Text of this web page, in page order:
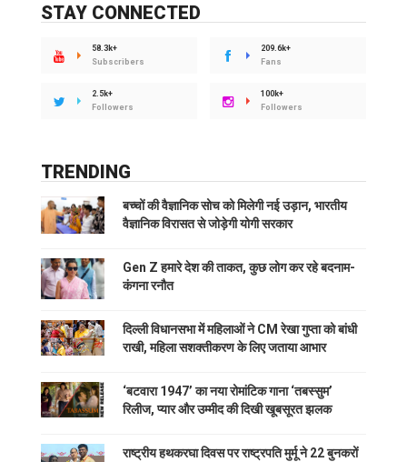
STAY CONNECTED
58.3k+
Subscribers
209.6k+
Fans
2.5k+
Followers
100k+
Followers
TRENDING
बच्चों की वैज्ञानिक सोच को मिलेगी नई उड़ान, भारतीय
वैज्ञानिक विरासत से जोड़ेगी योगी सरकार
Gen Z हमारे देश की ताकत, कुछ लोग कर रहे बदनाम-
कंगना रनौत
दिल्ली विधानसभा में महिलाओं ने CM रेखा गुप्ता को बांधी
राखी, महिला सशक्तीकरण के लिए जताया आभार
‘बटवारा 1947’ का नया रोमांटिक गाना ‘तबस्सुम’
रिलीज, प्यार और उम्मीद की दिखी खूबसूरत झलक
राष्ट्रीय हथकरघा दिवस पर राष्ट्रपति मुर्मू ने 22 बुनकरों